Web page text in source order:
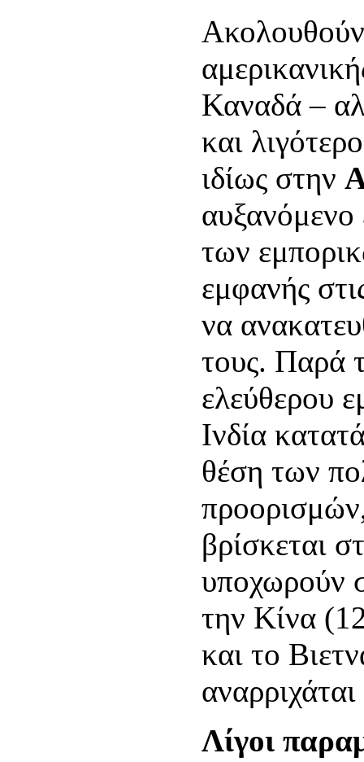
Καναδά –
και
ιδίως στην
των
εμφανής
να
τους. Παρά
ελεύθερου
Ινδία
θέση των
βρίσκεται
υποχωρούν
την Κίνα
και το
Λίγοι